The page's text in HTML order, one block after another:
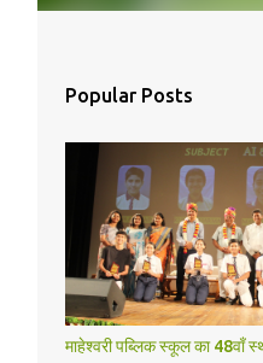
Popular Posts
माहेश्वरी पब्लिक स्कूल का 48वाँ